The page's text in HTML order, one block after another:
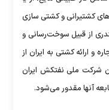
های کشتیرانی و کشتی سازی
از قبیل سوخت‌رسانی و
و ارائه کشتی به ایران از
شرکت ملی نفتکش ایران
آنها مقدور می‌شود.